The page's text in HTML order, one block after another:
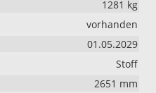
1281 kg
vorhanden
01.05.2029
Stoff
2651 mm